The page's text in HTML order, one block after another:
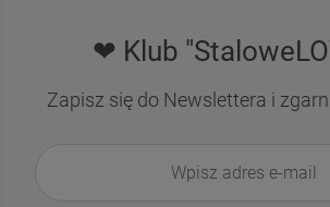
❤ Klub
Zapisz się do Newslettera i